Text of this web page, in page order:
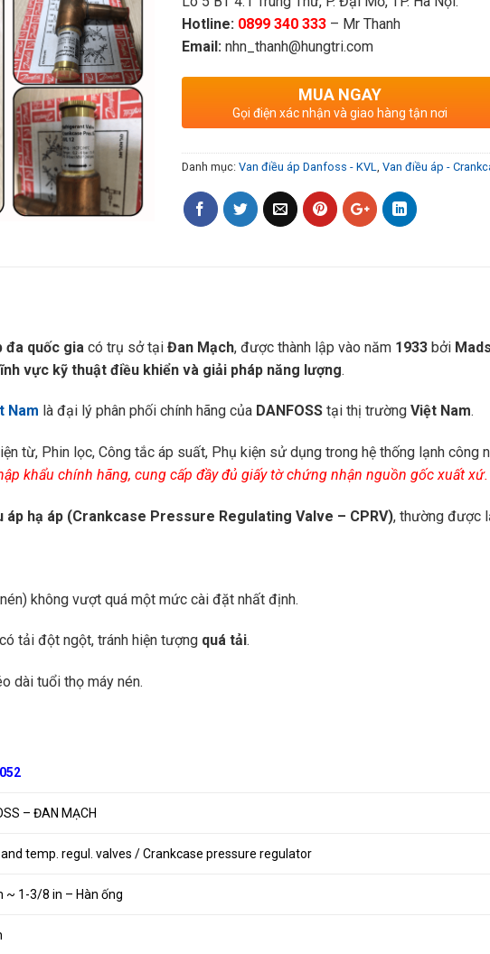
Hotline: 0899 340 333 – Mr Thanh
Email: nhn_thanh@hungtri.com
MUA NGAY
Gọi điện xác nhận và giao hàng tận nơi
Danh mục: Van điều áp Danfoss - KVL Van điều áp -
đa quốc gia có trụ sở tại Đan Mạch, được thành lập vào năm 1933 bởi
vực kỹ thuật điều khiển và giải pháp năng lượng.
Nam là đại lý phân phối chính hãng của DANFOSS tại thị trường Việt Nam.
từ, Phin lọc, Công tắc áp suất, Phụ kiện sử dụng trong hệ thống lạnh công
khẩu chính hãng, cung cấp đầy đủ giấy tờ chứng nhận nguồn gốc xuất xứ.
áp hạ áp (Crankcase Pressure Regulating Valve – CPRV), thường được
không vượt quá một mức cài đặt nhất định.
tải đột ngột, tránh hiện tượng quá tải.
dài tuổi thọ máy nén.
– ĐAN MẠCH
and temp. regul. valves / Crankcase pressure regulator
~ 1-3/8 in – Hàn ống